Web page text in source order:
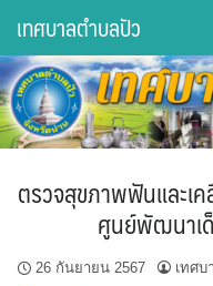
content
DWQA Ask Question
DWQA Questions
กองการศึกษา
กองคลัง
เทศบาลตำบลปัว
ตรวจสุขภาพฟันและเ
ศูนย์พัฒนาเ
26 กันยายน 2567 เทศบ